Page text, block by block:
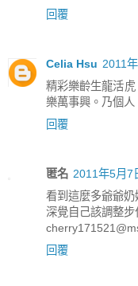
回覆
Celia Hsu 2011
精彩樂齡生龍活
樂萬事興。乃個人
回覆
匿名 2011年5月7
看到這麼多爺爺
深覺自己該調整
回覆